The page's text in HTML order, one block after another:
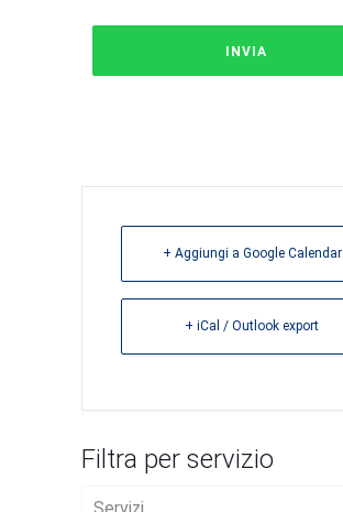
+ Aggiungi a Google Calendar
+ iCal / Outlook export
Filtra per servizio